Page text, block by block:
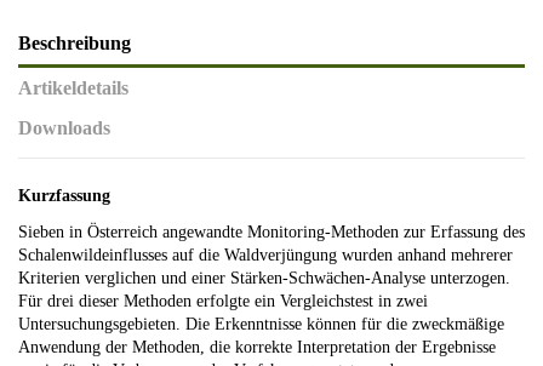
Beschreibung
Artikeldetails
Downloads
Kurzfassung
Sieben in Österreich angewandte Monitoring‐Methoden zur Erfassung des
Schalenwildeinflusses auf die Waldverjüngung wurden anhand mehrerer
Kriterien verglichen und einer Stärken‐Schwächen‐Analyse unterzogen.
Für drei dieser Methoden erfolgte ein Vergleichstest in zwei
Untersuchungsgebieten. Die Erkenntnisse können für die zweckmäßige
Anwendung der Methoden, die korrekte Interpretation der Ergebnisse